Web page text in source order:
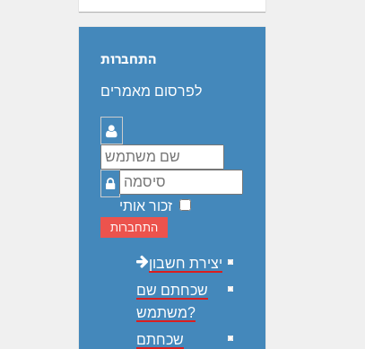
התחברות
לפרסום מאמרים
שם
משתמש
סיסמה
זכור אותי
התחברות
יצירת חשבון
שכחתם שם
משתמש?
שכחתם